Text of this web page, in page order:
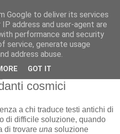
del
cosmici
a chi traduce testi antichi di
di difficile soluzione, quando
di trovare una soluzione
Google to deliver its services
address and user-agent are
performance and security
service, generate usage
address abuse.
GOT IT